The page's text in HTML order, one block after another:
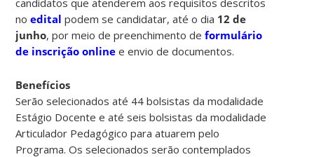
noedital podem se candidatar, até o dia 12 de
junho, por meio de preenchimento deformulário
de inscrição online e envio de documentos.
Benefícios
Serão selecionados até 44 bolsistas da modalidade
Estágio Docente e até seis bolsistas da modalidade
Articulador Pedagógico para atuarem pelo
Programa. Os selecionados serão contemplados